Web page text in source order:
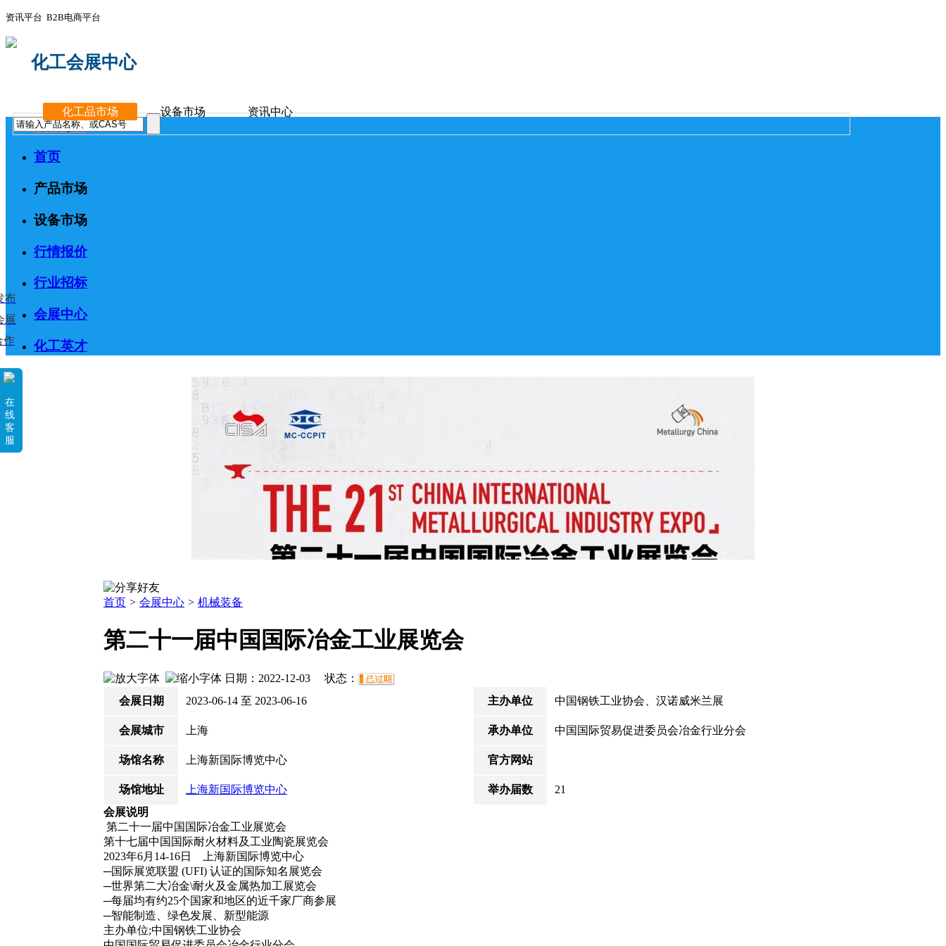
资讯平台 B2B电商平台
化工会展中心
化工品市场 设备市场 资讯中心
分类导航
首页
产品市场
设备市场
行情报价
行业招标
会展中心
化工英才
布
展
作
在
线
客
服
首页 > 会展中心 > 机械装备
第二十一届中国国际冶金工业展览会
日期：2022-12-03 状态：
会展日期
2023-06-14 至 2023-06-16 主办单位 中国钢铁工业协会、汉诺威米兰展
会展城市 上海 承办单位 中国国际贸易促进委员会冶金行业分会
场馆名称 上海新国际博览中心 官方网站
场馆地址 上海新国际博览中心 举办届数
21
会展说明
第二十一届中国国际冶金工业展览会
第十七届中国国际耐火材料及工业陶瓷展览会
2023年6月14-16日 上海新国际博览中心
─国际展览联盟 (UFI) 认证的国际知名展览会
─世界第二大冶金\耐火及金属热加工展览会
─每届均有约25个国家和地区的近千家厂商参展
─智能制造、绿色发展、新型能源
主办单位;中国钢铁工业协会